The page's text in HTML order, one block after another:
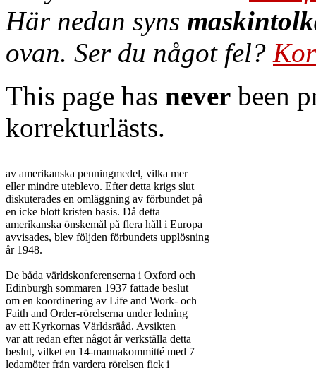
Här nedan syns
ovan. Ser du något fel?
This page has never been
korrekturlästs.
av amerikanska penningmedel, vilka mer
eller mindre uteblevo. Efter detta krigs slut
diskuterades en omläggning av förbundet på
en icke blott kristen basis. Då detta
amerikanska önskemål på flera håll i Europa
avvisades, blev följden förbundets upplösning
år 1948.
De båda världskonferenserna i Oxford och
Edinburgh sommaren 1937 fattade beslut
om en koordinering av Life and Work- och
Faith and Order-rörelserna under ledning
av ett Kyrkornas Världsräåd. Avsikten
var att redan efter något år verkställa detta
beslut, vilket en 14-mannakommitté med 7
ledamöter från vardera rörelsen fick i